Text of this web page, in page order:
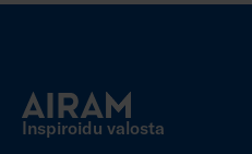
Inspiroidu valosta